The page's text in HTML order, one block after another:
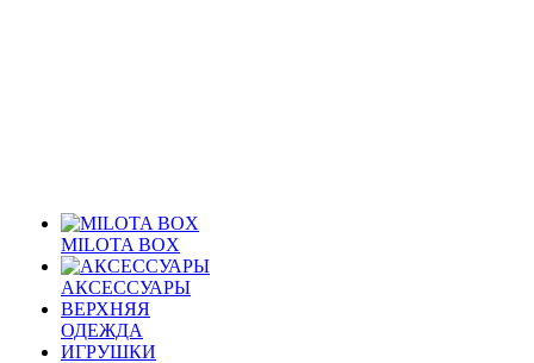
MILOTA BOX
АКСЕССУАРЫ
ВЕРХНЯЯ
ОДЕЖДА
ИГРУШКИ